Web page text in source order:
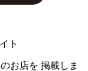
ト
お店を 掲載しま